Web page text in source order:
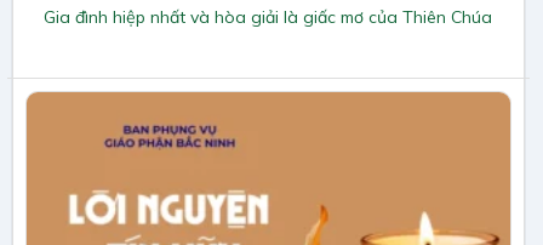
Gia đình hiệp nhất và hòa giải là giấc mơ của Thiên Chúa